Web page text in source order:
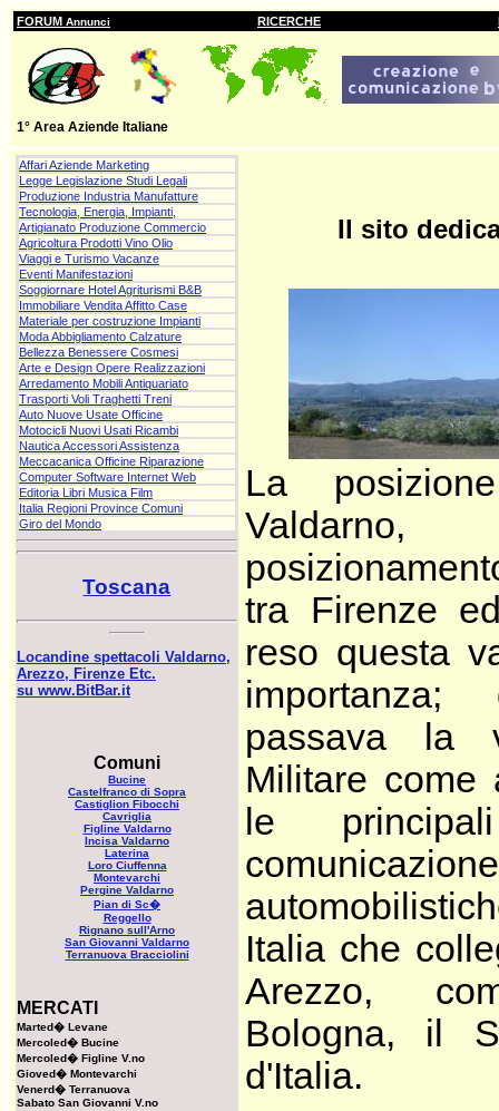
FORUM Annunci RICERCHE
1° Area Aziende Italiane
Affari Aziende Marketing
Legge Legislazione Studi Legali
Produzione Industria Manufatture
Tecnologia, Energia, Impianti,
Artigianato Produzione Commercio
Agricoltura Prodotti Vino Olio
Viaggi e Turismo Vacanze
Eventi Manifestazioni
Soggiornare Hotel Agriturismi B&B
Immobiliare Vendita Affitto Case
Materiale per costruzione Impianti
Moda Abbigliamento Calzature
Bellezza Benessere Cosmesi
Arte e Design Opere Realizzazioni
Arredamento Mobili Antiquariato
Trasporti Voli Traghetti Treni
Auto Nuove Usate Officine
Motocicli Nuovi Usati Ricambi
Nautica Accessori Assistenza
Meccacanica Officine Riparazione
Computer Software Internet Web
Editoria Libri Musica Film
Italia Regioni Province Comuni
Giro del Mondo
Toscana
Locandine spettacoli Valdarno,
Arezzo, Firenze Etc.
su www.BitBar.it
Comuni
Bucine
Castelfranco di Sopra
Castiglion Fibocchi
Cavriglia
Figline Valdarno
Incisa Valdarno
Laterina
Loro Ciuffenna
Montevarchi
Pergine Valdarno
Pian di Sc�
Reggello
Rignano sull'Arno
San Giovanni Valdarno
Terranuova Bracciolini
MERCATI
Marted� Levane
Mercoled� Bucine
Mercoled� Figline V.no
Gioved� Montevarchi
Venerd� Terranuova
Sabato San Giovanni V.no
Il sito
La
tra Firenze
reso questa
passava la
Militare come
le
comunicazione
Italia che
Arezzo,
Bologna, il
d'Italia.